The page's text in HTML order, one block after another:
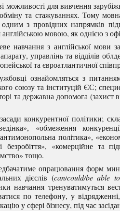
для вивчення
та стажуваннях. Тому
з провідних напрямків
мовою, як однією з
навчання з англійської мови
управлінь та відділів
та євроатлантичної
ознайомляться з
союзу та інституцій ЄС;
та державна допомога (захист
конкурентної політики;
«обмеження
політика»,
«комерційне та
тощо.
опрацювання форм
дієслів (can/could/be able to
навчання тренуватимуться
по телефону, у
у сфері бізнесу, під час